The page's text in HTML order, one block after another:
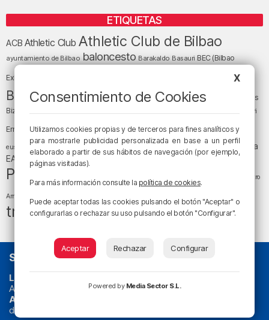
ETIQUETAS
ACB Athletic Club Athletic Club de Bilbao
ayuntamiento de Bilbao baloncesto Barakaldo Basauri BEC (Bilbao
Exhibition Center) Bizkaia
Bizkaia y sus comarcas Copa del Rey cultura
Cáritas
Bizkaia
Enkarterri
Ernesto Valverde Ertzaintza Euskadi (País Vasco)
euskera fiestas fútbol Gobierno vasco juanma jubera LaLiga LaLiga
EA Sports
Liga Endesa música Osakidetza planes
Política Teatro
Arriaga tiempo atmosférico tráfico
tráfico en Bizkaia
SOBRE NOSOTROS
La radio sin cadenas
Actualidad y
podcastdeBilbaoyBizkaia, los partidos del
Athletic
deportes, sociedad, cultura, política, religión y obra social.
X
Consentimiento de Cookies
Utilizamos cookies propias y de terceros para fines analíticos y
para mostrarle publicidad personalizada en base a un perfil
elaborado a partir de sus hábitos de navegación (por ejemplo,
páginas visitadas).
Para más información consulte la política de cookies.
Puede aceptar todas las cookies pulsando el botón "Aceptar" o
configurarlas o rechazar su uso pulsando el botón "Configurar".
Aceptar Rechazar Configurar
Powered by Media Sector S.L.